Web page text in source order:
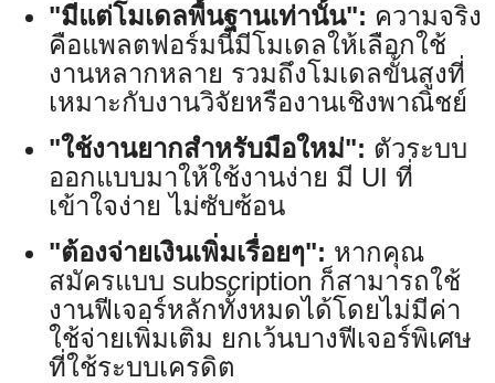
"มีแต่โมเดลพื้นฐานเท่านั้น": ความจริง
คือแพลตฟอร์มนี้มีโมเดลให้เลือกใช้
งานหลากหลาย รวมถึงโมเดลขั้นสูงที่
เหมาะกับงานวิจัยหรืองานเชิงพาณิชย์
"ใช้งานยากสำหรับมือใหม่": ตัวระบบ
ออกแบบมาให้ใช้งานง่าย มี UI ที่
เข้าใจง่าย ไม่ซับซ้อน
"ต้องจ่ายเงินเพิ่มเรื่อยๆ": หากคุณ
สมัครแบบ subscription ก็สามารถใช้
งานฟีเจอร์หลักทั้งหมดได้โดยไม่มีค่า
ใช้จ่ายเพิ่มเติม ยกเว้นบางฟีเจอร์พิเศษ
ที่ใช้ระบบเครดิต